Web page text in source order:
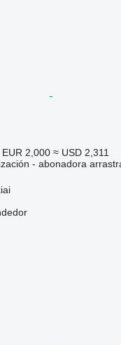
EUR 2,000 ≈ USD 2,311
- abonadora